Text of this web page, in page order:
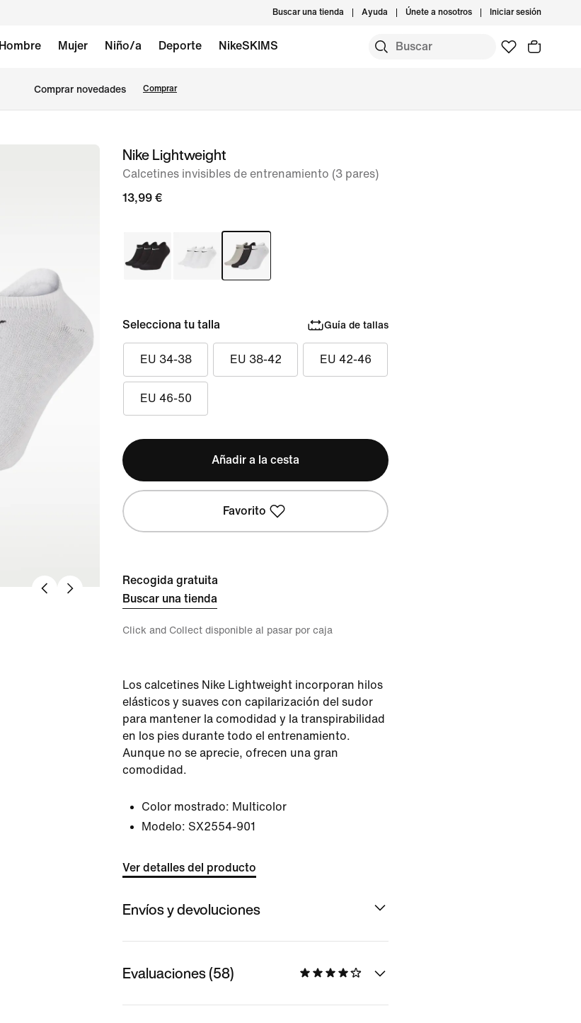
Buscar una tienda Ayuda Únete a nosotros Iniciar sesión
Hombre Mujer Niño/a Deporte NikeSKIMS
Comprar novedades Comprar
ImagenNike Lightweight
Calcetines invisibles de entrenamiento (3 pares)
13,99 €
Selecciona tu talla Guía de tallas
EU 34-38 EU 38-42 EU 42-46
EU 46-50
Añadir a la cesta
Favorito
Recogida gratuita
Buscar una tienda
Click and Collect disponible al pasar por caja
Los calcetines Nike Lightweight incorporan hilos
elásticos y suaves con capilarización del sudor
para mantener la comodidad y la transpirabilidad
en los pies durante todo el entrenamiento.
Aunque no se aprecie, ofrecen una gran
comodidad.
Color mostrado: Multicolor
Modelo: SX2554-901
Ver detalles del producto
Envíos y devoluciones
Evaluaciones (58)